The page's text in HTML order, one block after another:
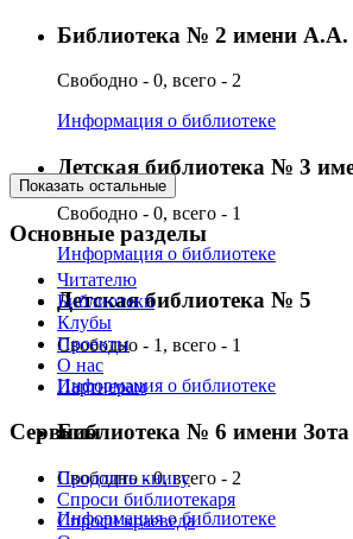
Библиотека № 2 имени
Свободно - 0, всего - 2
Информация о библиотеке
Детская библиотека № 3
Свободно - 0, всего - 1
Информация о библиотеке
Детская библиотека № 5
Свободно - 1, всего - 1
Информация о библиотеке
Библиотека № 6 имени
Свободно - 0, всего - 2
Информация о библиотеке
Показать остальные
Основные разделы
Читателю
Библиотеки
Клубы
Проекты
О нас
Партнерам
Сервисы
Продлить книгу
Спроси библиотекаря
Спроси краеведа